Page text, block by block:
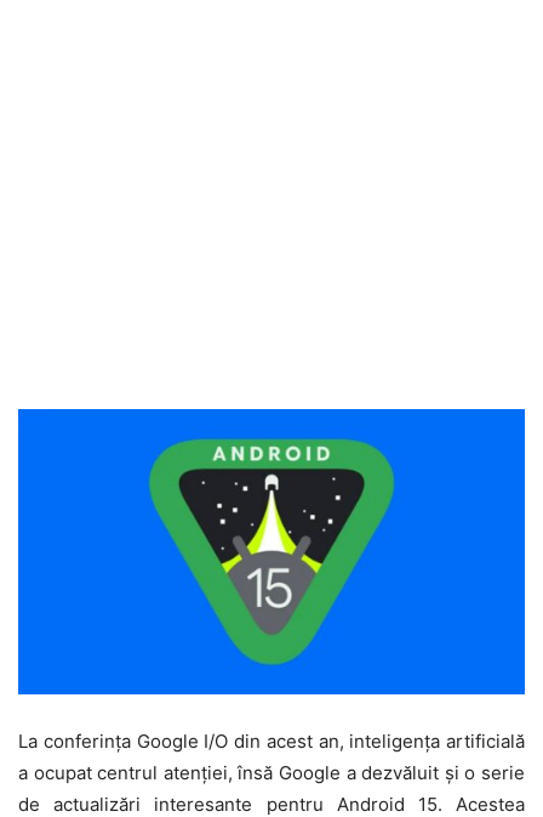
La conferința Google I/O din acest an, inteligența artificială
a ocupat centrul atenției, însă Google a dezvăluit și o serie
de actualizări interesante pentru Android 15. Acestea